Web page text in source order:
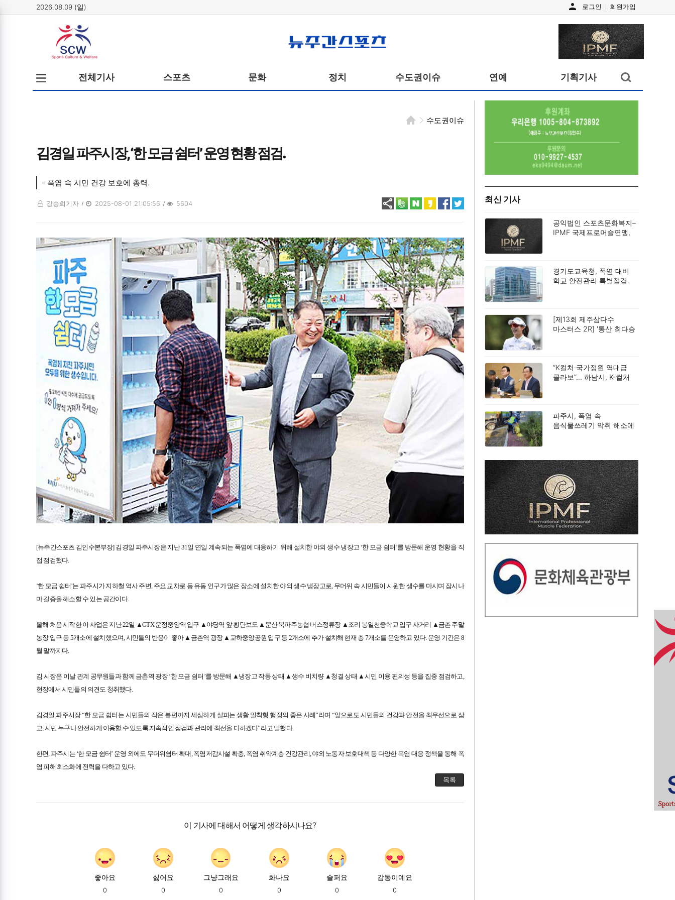
2026.08.09 (일) person 로그인 회원가입
뉴주간스포츠
전체메뉴
열기/
닫기
전체기사 스포츠 문화 정치 수도권이슈 연예 기획기사 검색창
열기/
닫기
뉴
수도권이슈
김경일 파주시장, ‘한 모금 쉼터’ 운영 현황 점검.
- 폭염 속 시민 건강 보호에 총력.
강승희기자 2025-08-01 21:05:56 5604
[뉴주간스포츠 김인수본부장] 김경일 파주시장은 지난 31일 연일 계속되는 폭염에 대응하기 위해 설치한 야외 생수 냉장고 ‘한 모금 쉼터’를 방문해 운영 현황을 직
접 점검했다.
‘한 모금 쉼터’는 파주시가 지하철 역사 주변, 주요 교차로 등 유동 인구가 많은 장소에 설치한 야외 생수 냉장고로, 무더위 속 시민들이 시원한 생수를 마시며 잠시나
마 갈증을 해소할 수 있는 공간이다.
올해 처음 시작한 이 사업은 지난 22일 ▲GTX 운정중앙역 입구 ▲야당역 앞 횡단보도 ▲문산 북파주농협 버스정류장 ▲조리 봉일천중학교 입구 사거리 ▲금촌 주말
농장 입구 등 5개소에 설치했으며, 시민들의 반응이 좋아 ▲금촌역 광장 ▲교하중앙공원 입구 등 2개소에 추가 설치해 현재 총 7개소를 운영하고 있다. 운영 기간은 8
월 말까지다.
김 시장은 이날 관계 공무원들과 함께 금촌역 광장 ‘한 모금 쉼터’를 방문해 ▲냉장고 작동 상태 ▲생수 비치량 ▲청결 상태 ▲시민 이용 편의성 등을 집중 점검하고,
현장에서 시민들의 의견도 청취했다.
김경일 파주시장 “한 모금 쉼터는 시민들의 작은 불편까지 세심하게 살피는 생활 밀착형 행정의 좋은 사례”라며 “앞으로도 시민들의 건강과 안전을 최우선으로 삼
고, 시민 누구나 안전하게 이용할 수 있도록 지속적인 점검과 관리에 최선을 다하겠다”라고 말했다.
한편, 파주시는 ‘한 모금 쉼터’ 운영 외에도 무더위쉼터 확대, 폭염저감시설 확충, 폭염 취약계층 건강관리, 야외 노동자 보호대책 등 다양한 폭염 대응 정책을 통해 폭
염 피해 최소화에 전력을 다하고 있다.
목록
이 기사에 대해서 어떻게 생각하시나요?
좋아요
0
싫어요
0
그냥그래요
0
화나요
0
슬퍼요
0
감동이예요
0
최신 기사
공익법인 스포츠문화복지–
IPMF 국제프로머슬연맹,
경기도교육청, 폭염 대비
학교 안전관리 특별점검.
[제13회 제주삼다수
마스터스 2R] '통산 최다승
“K컬처·국가정원 역대급
콜라보”… 하남시, K-컬처
파주시, 폭염 속
음식물쓰레기 악취 해소에